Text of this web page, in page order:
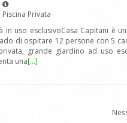
Piscina Privata
in uso esclusivoCasa Capitani è
di ospitare 12 persone con 5
grande giardino ad uso
una[...]